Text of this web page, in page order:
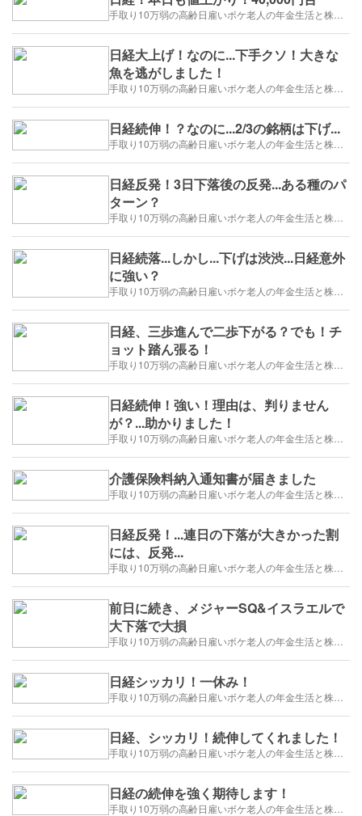
日経大上げ！なのに...下手クソ！大きな
魚を逃がしました！
日経続伸！？なのに...2/3の銘柄は下げ...
日経反発！3日下落後の反発...ある種のパ
ターン？
日経続落...しかし...下げは渋渋...日経意外
に強い？
日経、三歩進んで二歩下がる？でも！チ
ョット踏ん張る！
日経続伸！強い！理由は、判りません
が？...助かりました！
介護保険料納入通知書が届きました
日経反発！...連日の下落が大きかった割
には、反発...
前日に続き、メジャーSQ&イスラエルで
大下落で大損
日経シッカリ！一休み！
日経、シッカリ！続伸してくれました！
日経の続伸を強く期待します！